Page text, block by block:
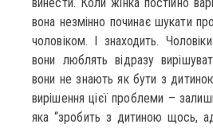
вона незмінно починає шукати
чоловіком. І знаходить.
вони люблять відразу
вони не знають як бути з
вирішення цієї проблеми –
яка “зробить з дитиною щось,